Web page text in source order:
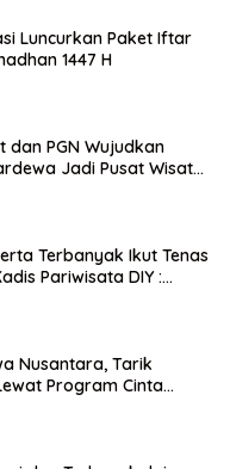
Luncurkan Paket Iftar
1447 H
dan PGN Wujudkan
Jadi Pusat Wisata
Terbanyak Ikut Tenas
Pariwisata DIY :
Nusantara, Tarik
Program Cinta